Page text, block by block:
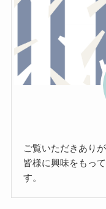
ご覧いただきあり
皆様に興味をもっ
す。